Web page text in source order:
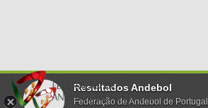
Resultados Andebol
Federação de Andebol de Portugal